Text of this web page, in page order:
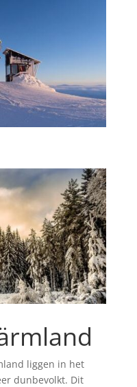
liggen in het
dunbevolkt. Dit